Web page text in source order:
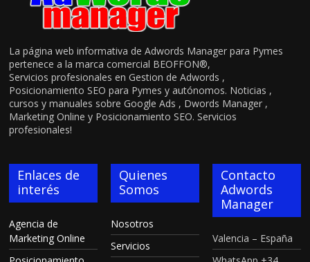
La página web informativa de Adwords Manager para Pymes
pertenece a la marca comercial BEOFFON®,
Servicios profesionales en Gestion de Adwords ,
Posicionamiento SEO para Pymes y autónomos. Noticias ,
cursos y manuales sobre Google Ads , Dwords Manager ,
Marketing Online y Posicionamiento SEO. Servicios
profesionales!
Enlaces de
interés
Agencia de
Marketing Online
Quienes
Somos
Nosotros
Servicios
Contacto
Adwords
Manager
Valencia – España